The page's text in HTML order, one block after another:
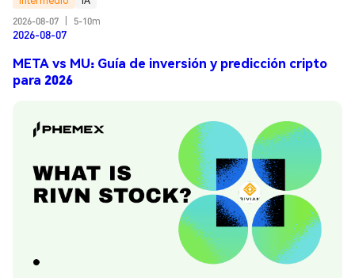
2026-08-07
5-10m
2026-08-07
META vs MU: Guía de inversión y predicción cripto
para 2026